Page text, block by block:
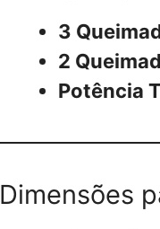
3
2
Potência
Dimensões